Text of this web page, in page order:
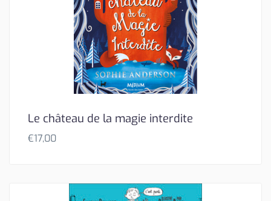
Le château de la magie interdite
€17,00